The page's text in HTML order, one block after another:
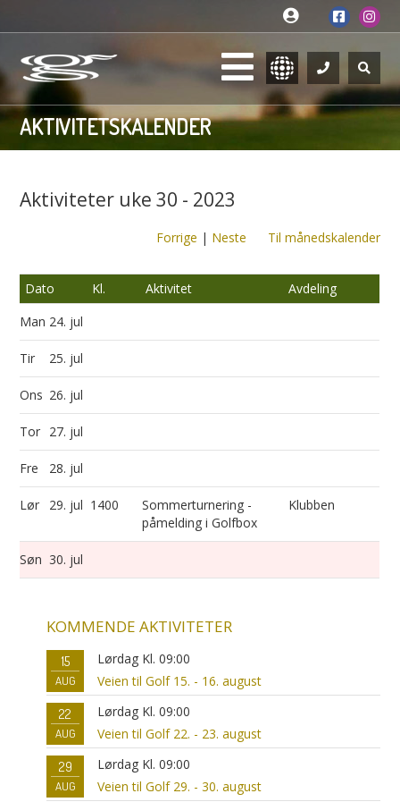
AKTIVITETSKALENDER
Aktiviteter uke 30 - 2023
Forrige | Neste Til månedskalender
Dato Kl. Aktivitet
Avdeling
Man 24. jul
Tir 25. jul
Ons 26. jul
Tor 27. jul
Fre 28. jul
Lør 29. jul 1400
Sommerturnering -
påmelding i Golfbox
Klubben
Søn 30. jul
KOMMENDE AKTIVITETER
15
AUG
Lørdag Kl. 09:00
Veien til Golf 15. - 16. august
22
AUG
Lørdag Kl. 09:00
Veien til Golf 22. - 23. august
29
AUG
Lørdag Kl. 09:00
Veien til Golf 29. - 30. august